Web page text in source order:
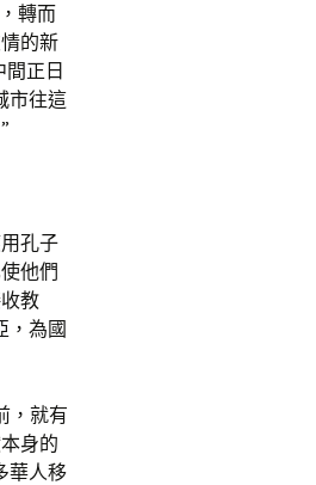
轉而
的新
正日
市往這
孔子
他們
教
，為國
，就有
身的
華人移